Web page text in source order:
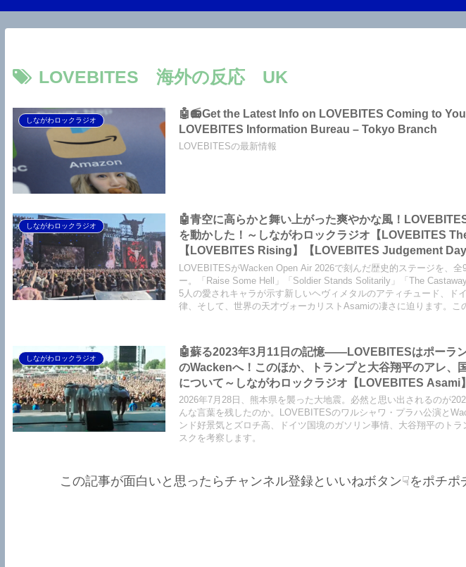
LOVEBITES 海外の反応 UK
しながわロックラジオ
🤖📻Get the Latest Info on LOVEBITES Coming to
LOVEBITES Information Bureau – Tokyo Branch
LOVEBITESの最新情報
しながわロックラジオ
🤖青空に高らかと舞い上がった爽やかな風！
を動かした！～しながわロックラジオ【LOVEBITES
【LOVEBITES Rising】【LOVEBITES Judgement
Castaway】【LOVEBITES Raise Some Hell】【
Solitarily】【LOVEBITES When Destinies Align】【
【LOVEBITES Holy War】
LOVEBITESがWacken Open Air 2026で刻んだ歴史的ステージを、
ー。「Raise Some Hell」「Soldier Stands Solitarily」「The
5人の愛されキャラが示す新しいヘヴィメタルのアティチュード、ド
律、そして、世界の天才ヴォーカリストAsamiの凄さに迫ります。こ
しながわロックラジオ
🤖蘇る2023年3月11日の記憶――LOVEBITESはポーラ
のWackenへ！このほか、トランプと大谷翔平のアレ、
について～しながわロックラジオ【LOVEBITES
Air】【LOVEBITES The Castaway】【LOVEBITES
We The United】【LOVEBITES Nameless Warrior】
2026年7月28日、熊本県を襲った大地震。必然と思い出されるのが
んな言葉を残したのか。LOVEBITESのワルシャワ・プラハ公演と
ンド好景気とズロチ高、ドイツ国境のガソリン事情、大谷翔平のト
スクを考察します。
この記事が面白いと思ったらチャンネル登録といいねボタン☟をポチポ